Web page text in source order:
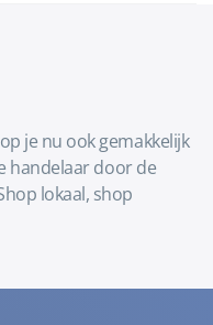
je nu ook gemakkelijk
handelaar door de
lokaal, shop